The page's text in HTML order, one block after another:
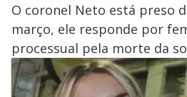
O coronel Neto está preso
março, ele responde por
processual pela morte da